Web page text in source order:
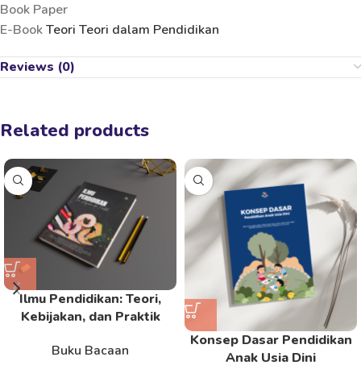
Book Paper
E-BookTeori Teori dalam Pendidikan
Reviews (0)
Related products
Ilmu Pendidikan: Teori,
Kebijakan, dan Praktik
Buku Bacaan
Konsep Dasar Pendidikan
Anak Usia Dini